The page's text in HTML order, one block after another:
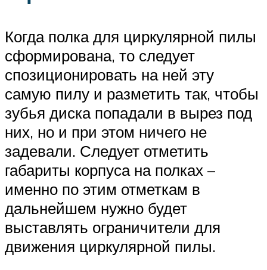
Когда полка для циркулярной пилы
сформирована, то следует
спозиционировать на ней эту
самую пилу и разметить так, чтобы
зубья диска попадали в вырез под
них, но и при этом ничего не
задевали. Следует отметить
габариты корпуса на полках –
именно по этим отметкам в
дальнейшем нужно будет
выставлять ограничители для
движения циркулярной пилы.